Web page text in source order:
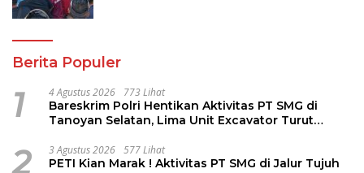
Berita Populer
1 4 Agustus 2026 773 Lihat
Bareskrim Polri Hentikan Aktivitas PT SMG di
Tanoyan Selatan, Lima Unit Excavator Turut
2 3 Agustus 2026 577 Lihat
PETI Kian Marak ! Aktivitas PT SMG di Jalur Tujuh